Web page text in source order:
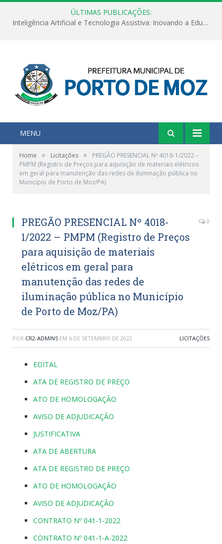
ÚLTIMAS PUBLICAÇÕES:
Inteligência Artificial e Tecnologia Assistiva: Inovando a Educação Especial e Inclusiva
MENU
Home » Licitações »
PREGÃO PRESENCIAL Nº 4018-1/2022 –
PMPM (Registro de Preços para aquisição de materiais elétricos
em geral para manutenção das redes de iluminação pública no
Município de Porto de Moz/PA)
PREGÃO PRESENCIAL Nº 4018-
1/2022 – PMPM (Registro de Preços
para aquisição de materiais
elétricos em geral para
manutenção das redes de
iluminação pública no Município
de Porto de Moz/PA)
0
POR CR2-ADMIN5 EM 6 DE SETEMBRO DE 2022 LICITAÇÕES
EDITAL
ATA DE REGISTRO DE PREÇO
ATO DE HOMOLOGAÇÃO
AVISO DE ADJUDICAÇÃO
JUSTIFICATIVA
ATA DE ABERTURA
ATA DE REGISTRO DE PREÇO
ATO DE HOMOLOGAÇÃO
AVISO DE ADJUDICAÇÃO
CONTRATO Nº 041-1-2022
CONTRATO Nº 041-1-A-2022